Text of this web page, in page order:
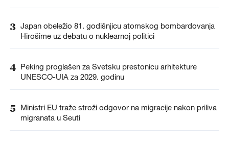
3 Japan obeležio 81. godišnjicu atomskog bombardovanja
Hirošime uz debatu o nuklearnoj politici
4 Peking proglašen za Svetsku prestonicu arhitekture
UNESCO-UIA za 2029. godinu
5
Ministri EU traže stroži odgovor na migracije nakon priliva
migranata u Seuti